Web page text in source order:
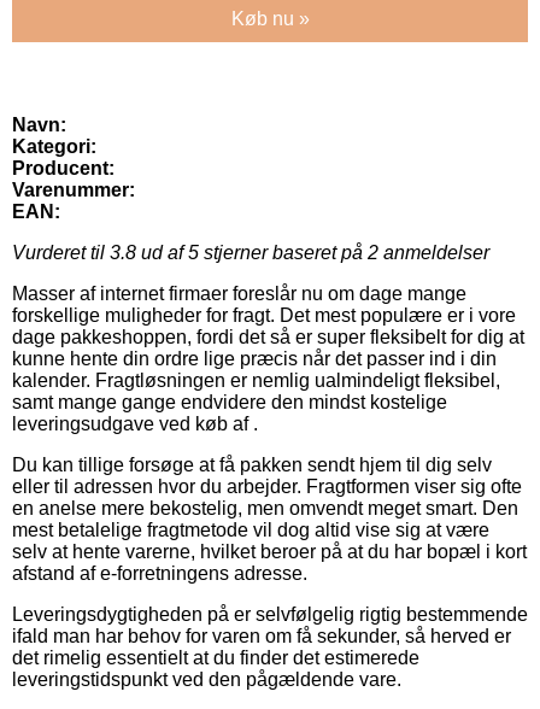
Køb nu »
Navn:
Kategori:
Producent:
Varenummer:
EAN:
Vurderet til 3.8 ud af 5 stjerner baseret på 2 anmeldelser
Masser af internet firmaer foreslår nu om dage mange
forskellige muligheder for fragt. Det mest populære er i vore
dage pakkeshoppen, fordi det så er super fleksibelt for dig at
kunne hente din ordre lige præcis når det passer ind i din
kalender. Fragtløsningen er nemlig ualmindeligt fleksibel,
samt mange gange endvidere den mindst kostelige
leveringsudgave ved køb af .
Du kan tillige forsøge at få pakken sendt hjem til dig selv
eller til adressen hvor du arbejder. Fragtformen viser sig ofte
en anelse mere bekostelig, men omvendt meget smart. Den
mest betalelige fragtmetode vil dog altid vise sig at være
selv at hente varerne, hvilket beroer på at du har bopæl i kort
afstand af e-forretningens adresse.
Leveringsdygtigheden på er selvfølgelig rigtig bestemmende
ifald man har behov for varen om få sekunder, så herved er
det rimelig essentielt at du finder det estimerede
leveringstidspunkt ved den pågældende vare.